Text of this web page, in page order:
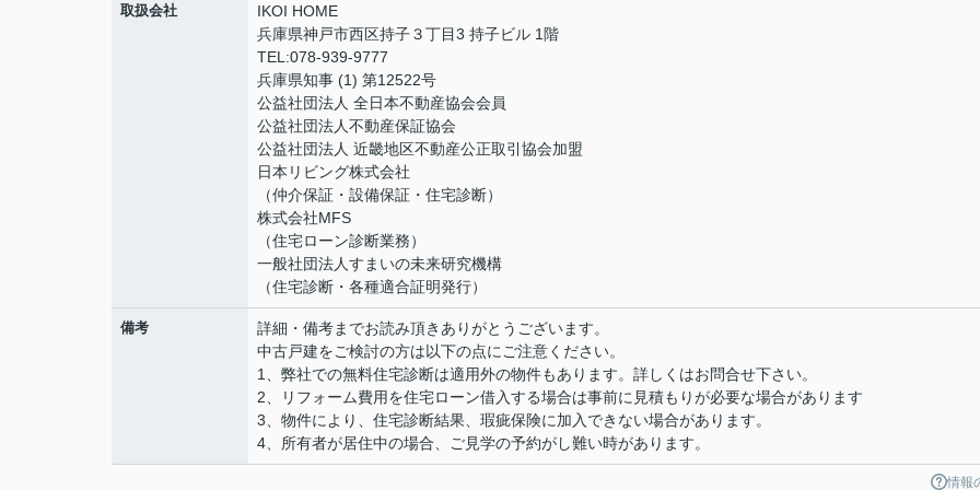
取扱会社
IKOI HOME
兵庫県神戸市西区持子３丁目3 持子ビル 1階
TEL:078-939-9777
兵庫県知事 (1) 第12522号
公益社団法人 全日本不動産協会会員
公益社団法人不動産保証協会
公益社団法人 近畿地区不動産公正取引協会加盟
日本リビング株式会社
（仲介保証・設備保証・住宅診断）
株式会社MFS
（住宅ローン診断業務）
一般社団法人すまいの未来研究機構
（住宅診断・各種適合証明発行）
備考
詳細・備考までお読み頂きありがとうございます。
中古戸建をご検討の方は以下の点にご注意ください。
1、弊社での無料住宅診断は適用外の物件もあります。詳しくはお問合せ下さい。
2、リフォーム費用を住宅ローン借入する場合は事前に見積もりが必要な場合があります
3、物件により、住宅診断結果、瑕疵保険に加入できない場合があります。
4、所有者が居住中の場合、ご見学の予約がし難い時があります。
情報